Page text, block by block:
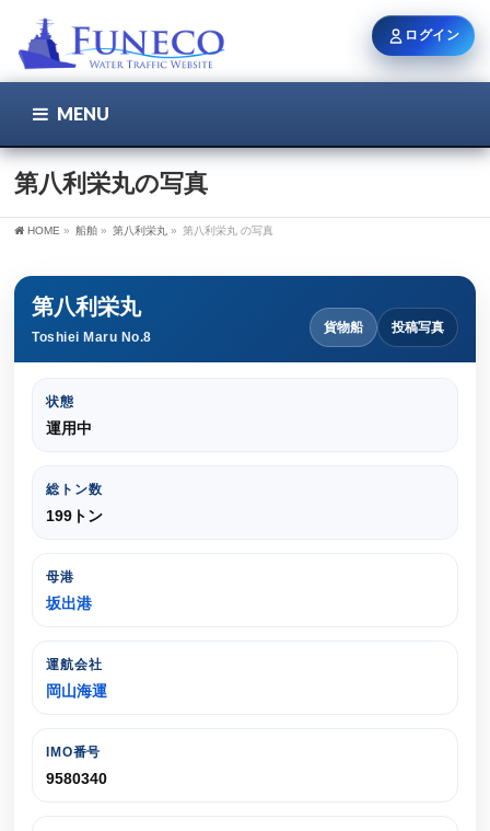
MENU
第八利栄丸の写真
HOME » 船舶 » 第八利栄丸 » 第八利栄丸 の写真
第八利栄丸
Toshiei Maru No.8
貨物船 投稿写真
状態
運用中
総トン数
199トン
母港
坂出港
運航会社
岡山海運
IMO番号
9580340
ログイン
ユーザー名 / メール
ログイン状態を保持